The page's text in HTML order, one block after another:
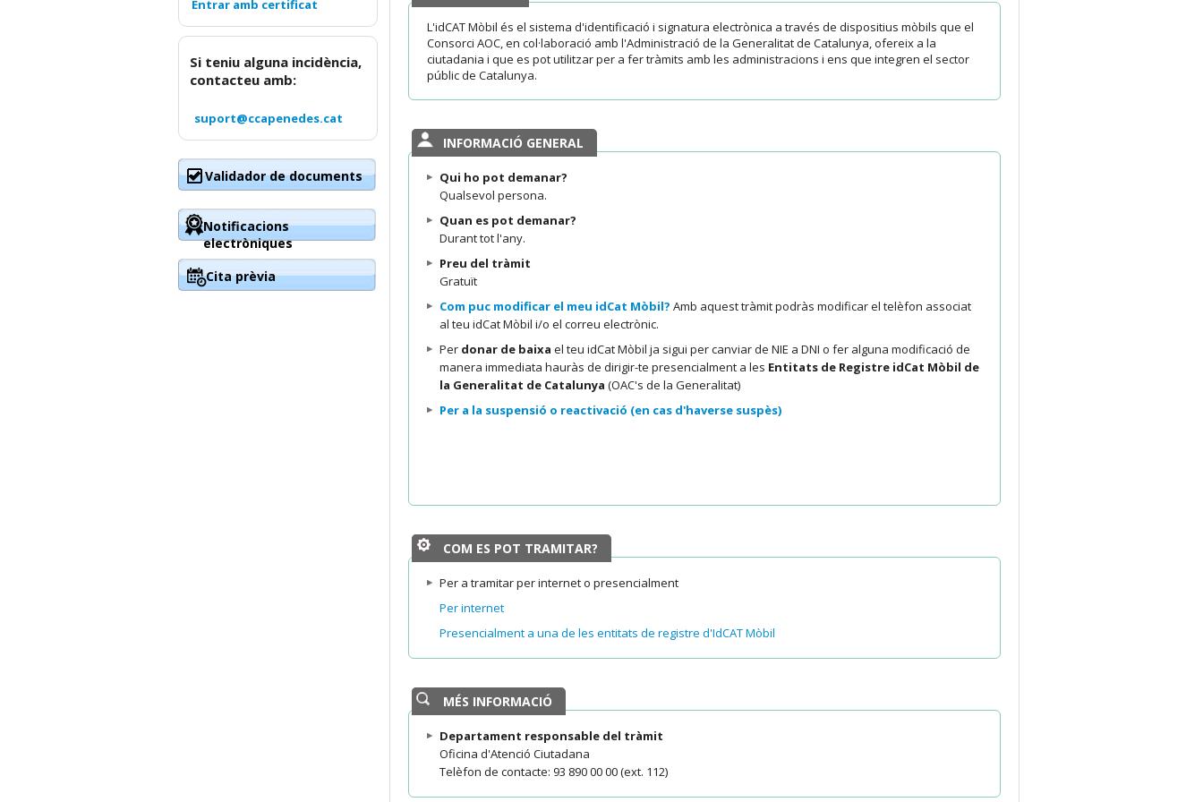
L'idCAT Mòbil és el sistema d'identificació i signatura electrònica a través de dispositius mòbils que el
Consorci AOC, en col·laboració amb l'Administració de la Generalitat de Catalunya, ofereix a la
ciutadania i que es pot utilitzar per a fer tràmits amb les administracions i ens que integren el sector
públic de Catalunya.
INFORMACIÓ GENERAL
Qui ho pot demanar?
Qualsevol persona.
Quan es pot demanar?
Durant tot l'any.
Preu del tràmit
Gratuït
Com puc modificar el meu idCat Mòbil? Amb aquest tràmit podràs modificar el telèfon associat
al teu idCat Mòbil i/o el correu electrònic.
Per donar de baixa el teu idCat Mòbil ja sigui per canviar de NIE a DNI o fer alguna modificació de
manera immediata hauràs de dirigir-te presencialment a les Entitats de Registre idCat Mòbil de
la Generalitat de Catalunya (OAC's de la Generalitat)
Per a la suspensió o reactivació (en cas d'haverse suspès)
COM ES POT TRAMITAR?
Per a tramitar per internet o presencialment
Per internet
Presencialment a una de les entitats de registre d'IdCAT Mòbil
MÉS INFORMACIÓ
Departament responsable del tràmit
Oficina d'Atenció Ciutadana
Telèfon de contacte: 93 890 00 00 (ext. 112)
Si teniu alguna incidència,
contacteu amb:
suport@ccapenedes.cat
Validador de documents
Notificacions
electròniques
Cita prèvia